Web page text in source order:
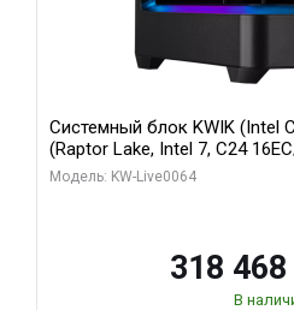
Системный блок KWIK (Intel
(Raptor Lake, Intel 7, C24
модуля)/ ASUS RTX5080
Модель: KW-Live0064
318
В